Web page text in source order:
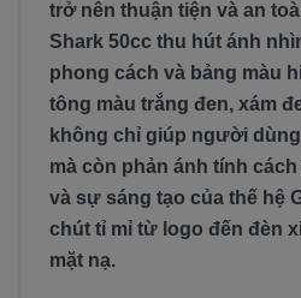
trở nên thuận tiện và an
Shark 50cc thu hút ánh
phong cách và bảng màu
tông màu trắng đen, xám
không chỉ giúp người
mà còn phản ánh tính
và sự sáng tạo của thế hệ
chút tỉ mỉ từ logo đến đèn
mặt nạ.